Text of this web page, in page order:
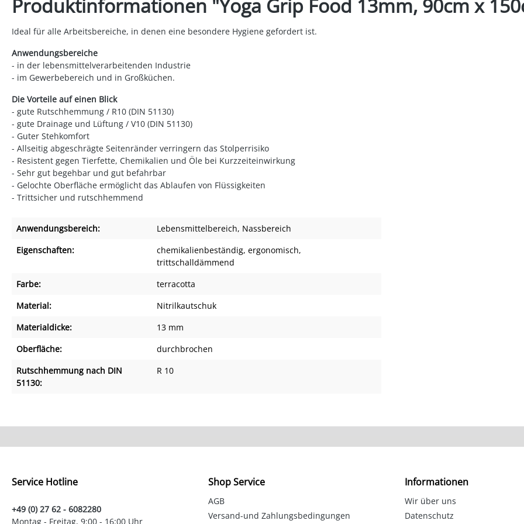
Produktinformationen "Yoga Grip Food 13mm, 90cm x
Ideal für alle Arbeitsbereiche, in denen eine besondere Hygiene gefordert ist.
Anwendungsbereiche
- in der lebensmittelverarbeitenden Industrie
- im Gewerbebereich und in Großküchen.
Die Vorteile auf einen Blick
- gute Rutschhemmung / R10 (DIN 51130)
- gute Drainage und Lüftung / V10 (DIN 51130)
- Guter Stehkomfort
- Allseitig abgeschrägte Seitenränder verringern das Stolperrisiko
- Resistent gegen Tierfette, Chemikalien und Öle bei Kurzzeiteinwirkung
- Sehr gut begehbar und gut befahrbar
- Gelochte Oberfläche ermöglicht das Ablaufen von Flüssigkeiten
- Trittsicher und rutschhemmend
Anwendungsbereich: Lebensmittelbereich, Nassbereich
Eigenschaften:
chemikalienbeständig, ergonomisch,
trittschalldämmend
Farbe:
terracotta
Material:
Nitrilkautschuk
Materialdicke:
13 mm
Oberfläche:
durchbrochen
Rutschhemmung nach DIN
51130:
R 10
Service Hotline
+49 (0) 27 62 - 6082280
Montag - Freitag, 9:00 - 16:00 Uhr
Shop Service
AGB
Versand-und Zahlungsbedingungen
Informationen
Wir über uns
Datenschutz